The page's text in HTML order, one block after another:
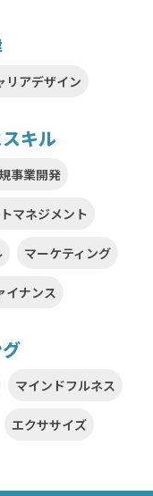
リアデザイン
キル
事業開発
マネジメント
マーケティング
イナンス
マインドフルネス
エクササイズ